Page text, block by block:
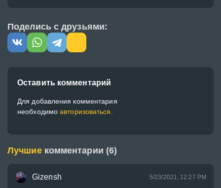
Поделись с друзьями:
Оставить комментарий
Для добавления комментария
необходимоавторизоваться.
Лучшие комментарии (6)
Gizensh 5/23/2021, 12:27 PM